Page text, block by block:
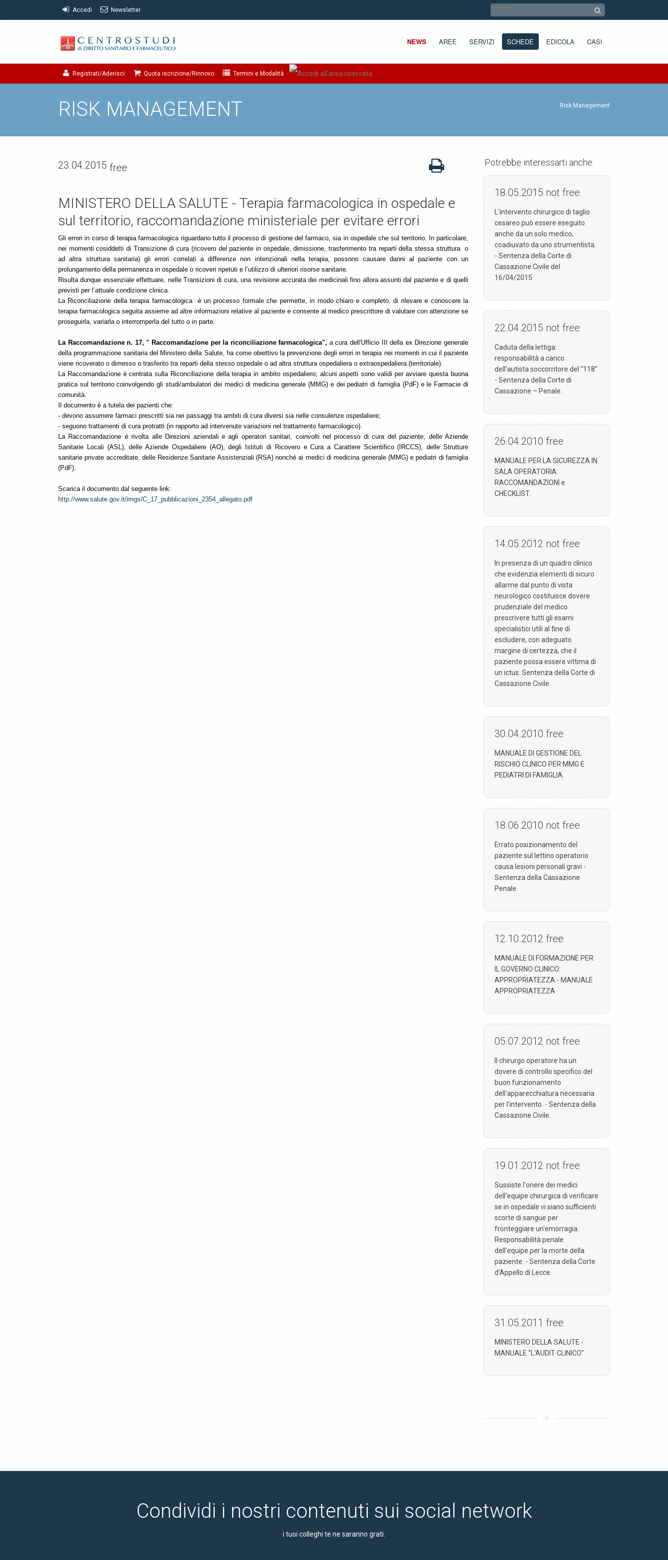
Accedi Newsletter
NEWS AREE SERVIZI SCHEDE EDICOLA CASI
Registrati/Aderisci Quota iscrizione/Rinnovo Termini e Modalità
RISK MANAGEMENT Risk Management
23.04.2015 free
MINISTERO DELLA SALUTE - Terapia farmacologica in ospedale e
sul territorio, raccomandazione ministeriale per evitare errori
Gli errori in corso di terapia farmacologica riguardano tutto il processo di gestione del farmaco, sia in ospedale che sul territorio. In particolare,
nei momenti cosiddetti di Transizione di cura (ricovero del paziente in ospedale, dimissione, trasferimento tra reparti della stessa struttura
o
ad altra struttura sanitaria) gli errori correlati a differenze non intenzionali nella terapia, possono causare danni al paziente con un
prolungamento della permanenza in ospedale o ricoveri ripetuti e l’utilizzo di ulteriori risorse sanitarie.
Risulta dunque essenziale effettuare, nelle Transizioni di cura, una revisione accurata dei medicinali fino allora assunti dal paziente e di quelli
previsti per l’attuale condizione clinica.
La Riconciliazione della terapia farmacologica
è un processo formale che permette, in modo chiaro e completo, di rilevare e conoscere la
terapia farmacologica seguita assieme ad altre informazioni relative al paziente e consente al medico prescrittore di valutare con attenzione se
proseguirla, variarla o interromperla del tutto o in parte.
La Raccomandazione n. 17, " Raccomandazione per la riconciliazione farmacologica", a cura dell'Ufficio III della ex Direzione generale
della programmazione sanitaria del Ministero della Salute, ha come obiettivo la prevenzione degli errori in terapia nei momenti in cui il paziente
viene ricoverato o dimesso o trasferito tra reparti della stesso ospedale o ad altra struttura ospedaliera o extraospedaliera (territoriale).
La Raccomandazione è centrata sulla Riconciliazione della terapia in ambito ospedaliero; alcuni aspetti sono validi per avviare questa buona
pratica sul territorio coinvolgendo gli studi/ambulatori dei medici di medicina generale (MMG) e dei pediatri di famiglia (PdF) e le Farmacie di
comunità.
Il documento è a tutela dei pazienti che:
- devono assumere farmaci prescritti sia nei passaggi tra ambiti di cura diversi sia nelle consulenze ospedaliere;
- seguono trattamenti di cura protratti (in rapporto ad intervenute variazioni nel trattamento farmacologico).
La Raccomandazione è rivolta alle Direzioni aziendali e agli operatori sanitari, coinvolti nel processo di cura del paziente, delle Aziende
Sanitarie Locali (ASL), delle Aziende Ospedaliere (AO), degli Istituti di Ricovero e Cura a Carattere Scientifico (IRCCS), delle Strutture
sanitarie private accreditate, delle Residenze Sanitarie Assistenziali (RSA) nonché ai medici di medicina generale (MMG) e pediatri di famiglia
(PdF).
Scarica il documento dal seguente link:
http://www.salute.gov.it/imgs/C_17_pubblicazioni_2354_allegato.pdf
Potrebbe interessarti anche:
18.05.2015 not free
L'intervento chirurgico di taglio
cesareo può essere eseguito
anche da un solo medico,
coadiuvato da uno strumentista.
- Sentenza della Corte di
Cassazione Civile del
16/04/2015
22.04.2015 not free
Caduta della lettiga:
responsabilità a carico
dell’autista soccorritore del “118”
- Sentenza della Corte di
Cassazione – Penale.
26.04.2010 free
MANUALE PER LA SICUREZZA IN
SALA OPERATORIA:
RACCOMANDAZIONI e
CHECKLIST.
14.05.2012 not free
In presenza di un quadro clinico
che evidenzia elementi di sicuro
allarme dal punto di vista
neurologico costituisce dovere
prudenziale del medico
prescrivere tutti gli esami
specialistici utili al fine di
escludere, con adeguato
margine di certezza, che il
paziente possa essere vittima di
un ictus. Sentenza della Corte di
Cassazione Civile.
30.04.2010 free
MANUALE DI GESTIONE DEL
RISCHIO CLINICO PER MMG E
PEDIATRI DI FAMIGLIA.
18.06.2010 not free
Errato posizionamento del
paziente sul lettino operatorio
causa lesioni personali gravi -
Sentenza della Cassazione
Penale
12.10.2012 free
MANUALE DI FORMAZIONE PER
IL GOVERNO CLINICO:
APPROPRIATEZZA - MANUALE
APPROPRIATEZZA
05.07.2012 not free
Il chirurgo operatore ha un
dovere di controllo specifico del
buon funzionamento
dell'apparecchiatura necessaria
per l'intervento. - Sentenza della
Cassazione Civile.
19.01.2012 not free
Sussiste l'onere dei medici
dell'equipe chirurgica di verificare
se in ospedale vi siano sufficienti
scorte di sangue per
fronteggiare un'emorragia.
Responsabilità penale
dell'equipe per la morte della
paziente. - Sentenza della Corte
d'Appello di Lecce.
31.05.2011 free
MINISTERO DELLA SALUTE -
MANUALE "L'AUDIT CLINICO"
Condividi i nostri contenuti sui social network
i tuoi colleghi te ne saranno grati.